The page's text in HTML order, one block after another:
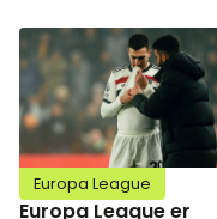
Europa League
Europa League er